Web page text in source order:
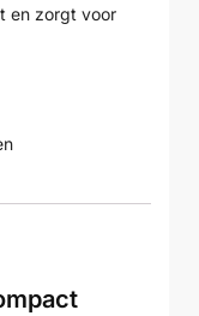
en zorgt voor